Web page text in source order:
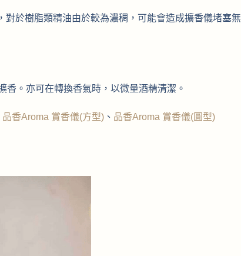
對於樹脂類精油由於較為濃稠，可能會造成擴香儀堵塞無
香。亦可在轉換香氣時，以微量酒精清潔。
品香Aroma 賞香儀(方型) 、 品香Aroma 賞香儀(圓型)